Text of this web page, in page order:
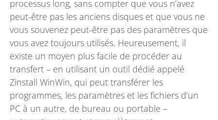
processus long, sans compter que vous n’avez
peut-être pas les anciens disques et que vous ne
vous souvenez peut-être pas des paramètres que
vous avez toujours utilisés. Heureusement, il
existe un moyen plus facile de procéder au
transfert – en utilisant un outil dédié appelé
Zinstall WinWin, qui peut transférer les
programmes, les paramètres et les fichiers d’un
PC à un autre, de bureau ou portable –